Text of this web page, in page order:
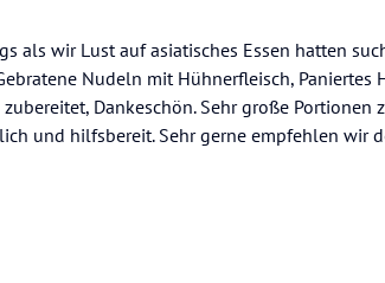
als wir Lust auf asiatisches Essen hatten
Nudeln mit Hühnerfleisch, Paniertes
Dankeschön. Sehr große Portionen
und hilfsbereit. Sehr gerne empfehlen wir